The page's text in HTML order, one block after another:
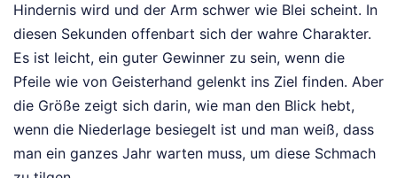
Hindernis wird und der Arm schwer wie Blei scheint. In
diesen Sekunden offenbart sich der wahre Charakter.
Es ist leicht, ein guter Gewinner zu sein, wenn die
Pfeile wie von Geisterhand gelenkt ins Ziel finden. Aber
die Größe zeigt sich darin, wie man den Blick hebt,
wenn die Niederlage besiegelt ist und man weiß, dass
man ein ganzes Jahr warten muss, um diese Schmach